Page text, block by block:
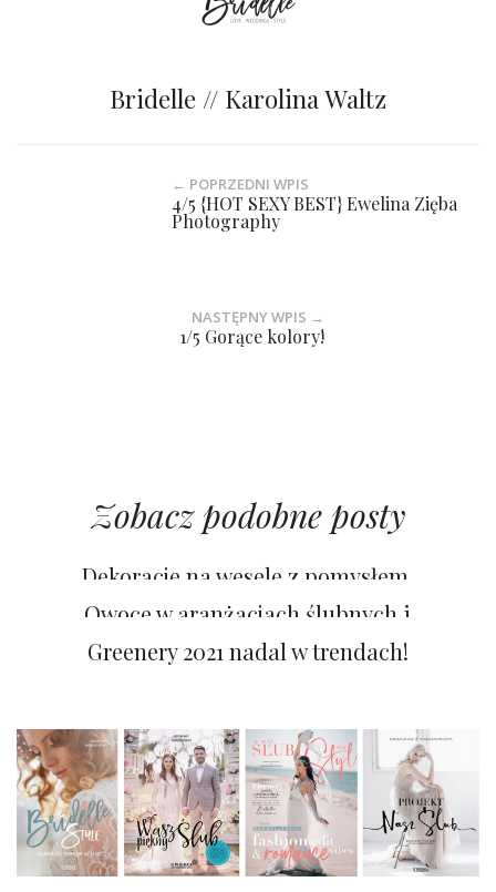
Bridelle // Karolina Waltz
← POPRZEDNI WPIS
4/5 {HOT SEXY BEST} Ewelina Zięba
Photography
NASTĘPNY WPIS →
1/5 Gorące kolory!
Zobacz podobne posty
Dekoracje na wesele z pomysłem.
Trendy 2022
Owoce w aranżacjach ślubnych i
weselnych
Greenery 2021 nadal w trendach!